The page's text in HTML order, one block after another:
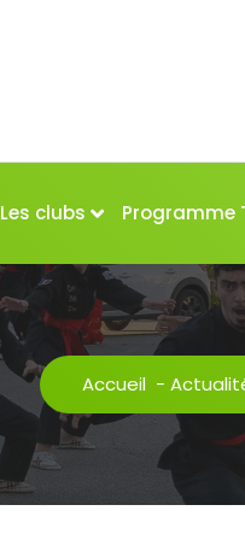
Les clubs Programme
Accueil -